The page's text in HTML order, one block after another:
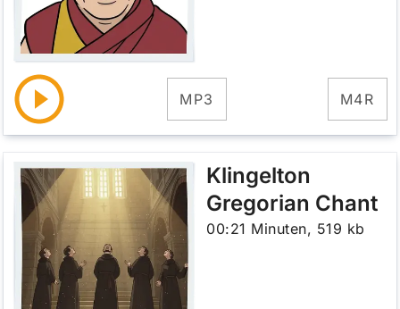
MP3 M4R
Klingelton
Gregorian Chant
00:21 Minuten, 519 kb